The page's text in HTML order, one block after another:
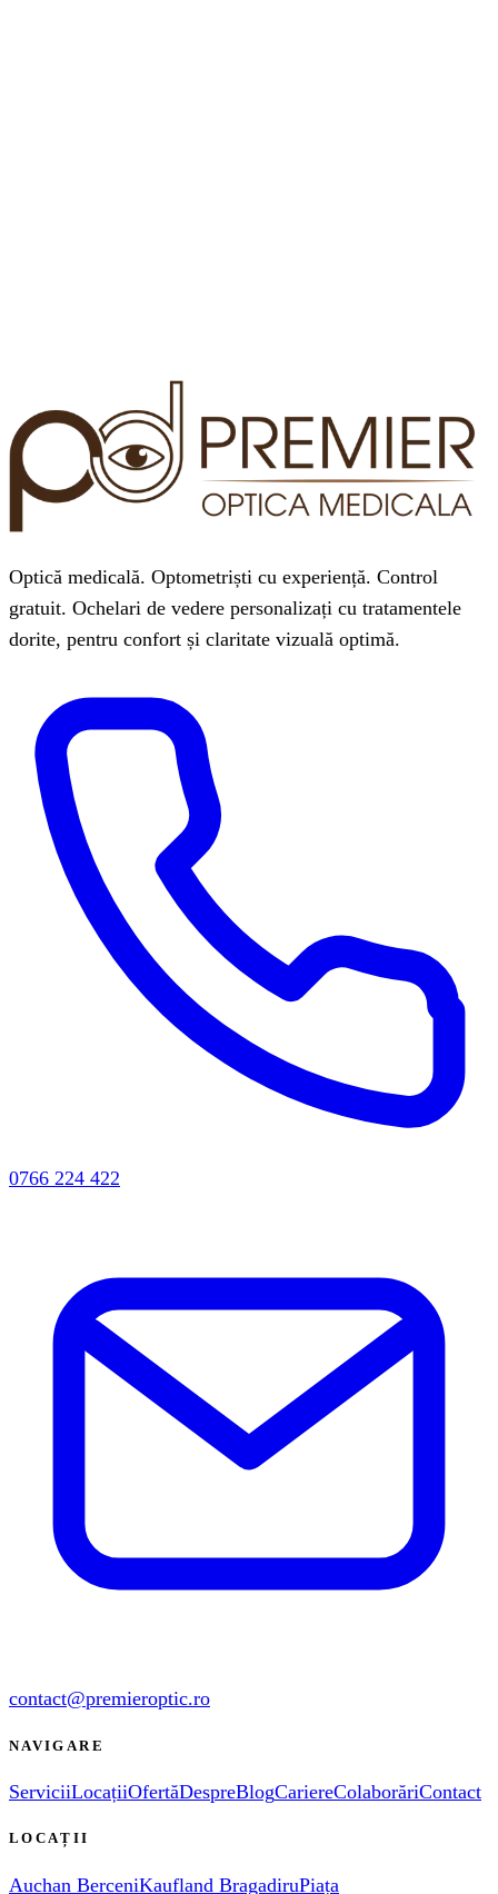
Optică medicală. Optometriști cu experiență. Control
gratuit. Ochelari de vedere personalizați cu tratamentele
dorite, pentru confort și claritate vizuală optimă.
0766 224 422
contact@premieroptic.ro
NAVIGARE
ServiciiLocațiiOfertăDespreBlogCariereColaborăriContact
LOCAȚII
Auchan BerceniKaufland BragadiruPiața